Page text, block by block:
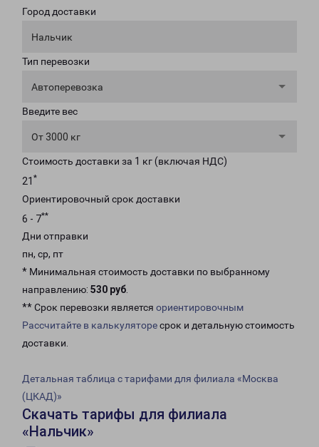
Город доставки
Нальчик
Тип перевозки
Автоперевозка
Введите вес
От 3000 кг
Стоимость доставки за 1 кг (включая НДС)
21 *
Ориентировочный срок доставки
6 - 7**
Дни отправки
пн, ср, пт
* Минимальная стоимость доставки по выбранному
направлению: 530 руб.
** Срок перевозки является ориентировочным
Рассчитайте в калькуляторесрок и детальную стоимость
доставки.
Детальная таблица с тарифами для филиала «Москва
(ЦКАД)»
Скачать тарифы для филиала
«Нальчик»